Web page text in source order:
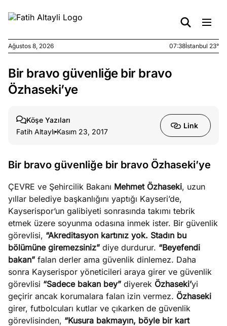
Ağustos
7, 2026
kimler
Ağustos
yasalar
Ağustos
5, 2026
stok
caiz
Köşe
Yazıları
Spor
Yazıları
Yazıları
Ağustos 8, 2026 07:38İstanbul 23°
Bir bravo güvenliğe bir bravo
Özhaseki’ye
Köşe Yazıları
Fatih Altaylı Kasım 23, 2017
Link
Bir bravo güvenliğe bir bravo Özhaseki’ye
ÇEVRE ve Şehircilik Bakanı Mehmet Özhaseki, uzun
yıllar belediye başkanlığını yaptığı Kayseri’de,
Kayserispor’un galibiyeti sonrasında takımı tebrik
etmek üzere soyunma odasına inmek ister. Bir güvenlik
görevlisi, “Akreditasyon kartınız yok. Stadın bu
bölümüne giremezsiniz” diye durdurur. “Beyefendi
bakan” falan derler ama güvenlik dinlemez. Daha
sonra Kayserispor yöneticileri araya girer ve güvenlik
görevlisi “Sadece bakan bey” diyerek Özhaseki’yi
geçirir ancak korumalara falan izin vermez. Özhaseki
girer, futbolcuları kutlar ve çıkarken de güvenlik
görevlisinden, “Kusura bakmayın, böyle bir kart